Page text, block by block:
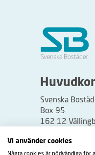
Svenska
Box 95
162 12
Besöksadress:
Vi använder cookies
Några cookies är nödvändiga